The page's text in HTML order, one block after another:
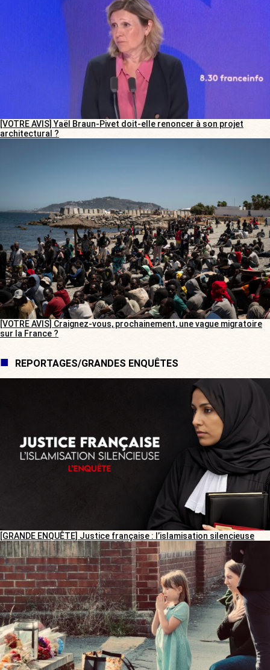
[VOTRE AVIS] Yaël Braun-Pivet doit-elle renoncer à son projet
architectural ?
[VOTRE AVIS] Craignez-vous, prochainement, une vague migratoire
sur la France ?
REPORTAGES/GRANDES ENQUÊTES
[GRANDE ENQUÊTE] Justice française : l’islamisation silencieuse